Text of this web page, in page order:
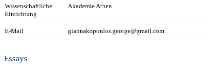
Wissenschaftliche
Einrichtung
Akademie Athen
E-Mail giannakopoulos.george@gmail.com
Essays